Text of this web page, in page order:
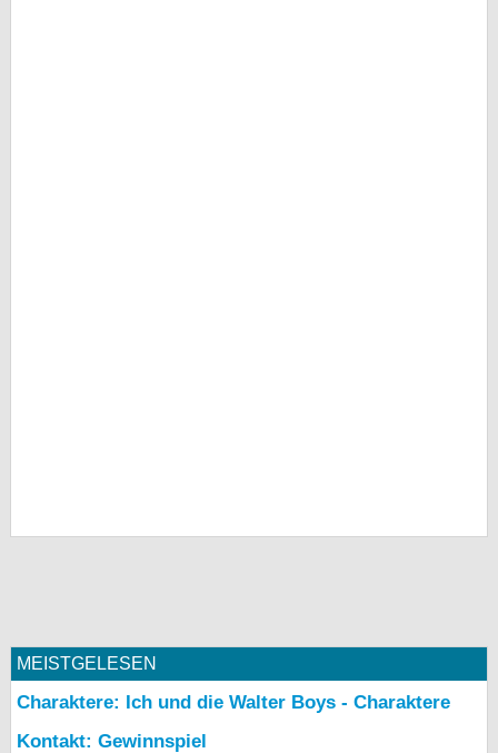
MEISTGELESEN
Charaktere: Ich und die Walter Boys - Charaktere
Kontakt: Gewinnspiel